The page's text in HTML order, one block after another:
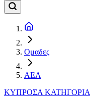
Ομαδες
ΑΕΛ
ΚΥΠΡΟΣΑ ΚΑΤΗΓΟΡΙΑ